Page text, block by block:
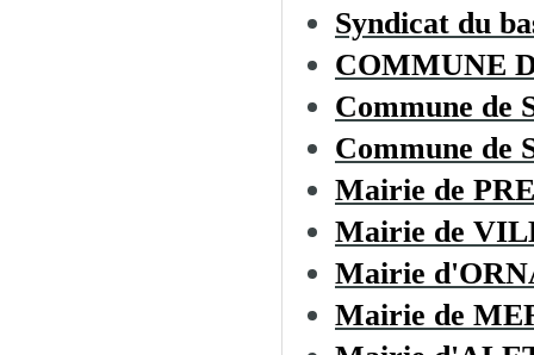
Syndicat du
COMMUNE
Commune de
Commune de
Mairie de
Mairie de
Mairie
Mairie de